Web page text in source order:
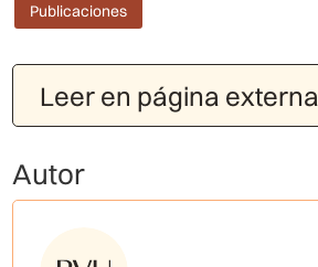
Publicaciones
Leer en página externa
Autor